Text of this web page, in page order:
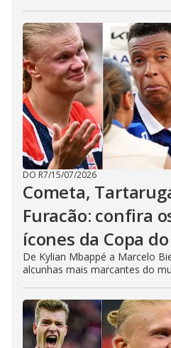
DO R7/15/07/2026
Cometa,
Furacão: confira
ícones da Copa
De Kylian Mbappé a Marcelo
alcunhas mais marcantes do